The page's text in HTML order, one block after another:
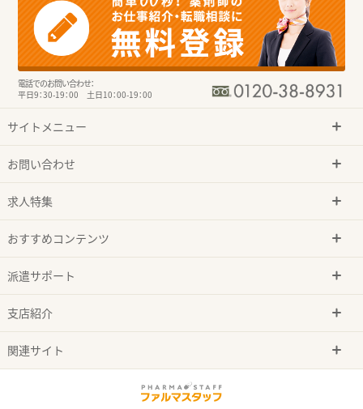
電話でのお問い合わせ：
平日9：30-19：00 土日10：00-19：00
サイトメニュー
お問い合わせ
求人特集
おすすめコンテンツ
派遣サポート
支店紹介
関連サイト